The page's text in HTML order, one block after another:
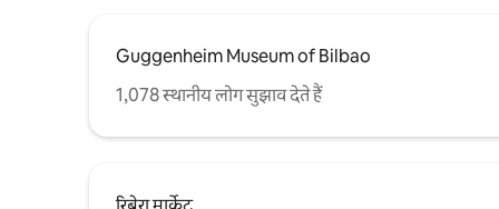
Guggenheim Museum of Bilbao
1,078 स्थानीय लोग सुझाव देते हैं